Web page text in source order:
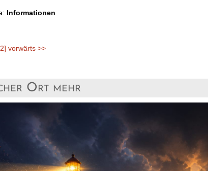
Informationen
vorwärts >>
Ort mehr